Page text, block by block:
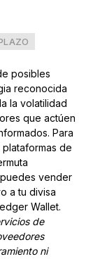
posibles
reconocida
la volatilidad
que actúen
Para
de
vender
a tu divisa
Wallet.
de
ni